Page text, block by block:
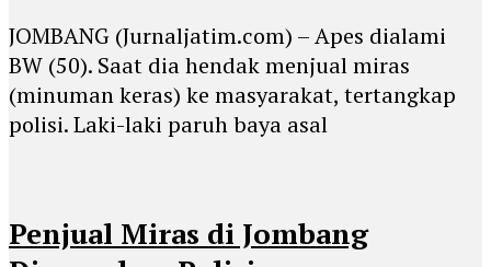
JOMBANG (Jurnaljatim.com) – Apes dialami
BW (50). Saat dia hendak menjual miras
(minuman keras) ke masyarakat, tertangkap
polisi. Laki-laki paruh baya asal
Penjual Miras di Jombang